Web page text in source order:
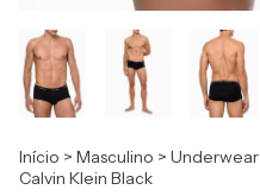
Início > Masculino > Underwear
Calvin Klein Black